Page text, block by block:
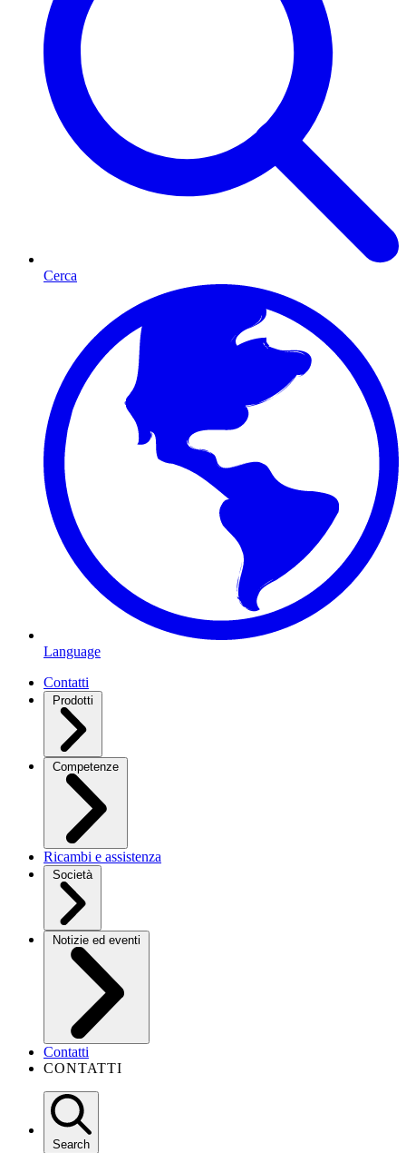
Cerca
Language
Contatti
Prodotti
Competenze
Ricambi e assistenza
Società
Notizie ed eventi
Contatti
CONTATTI
Search